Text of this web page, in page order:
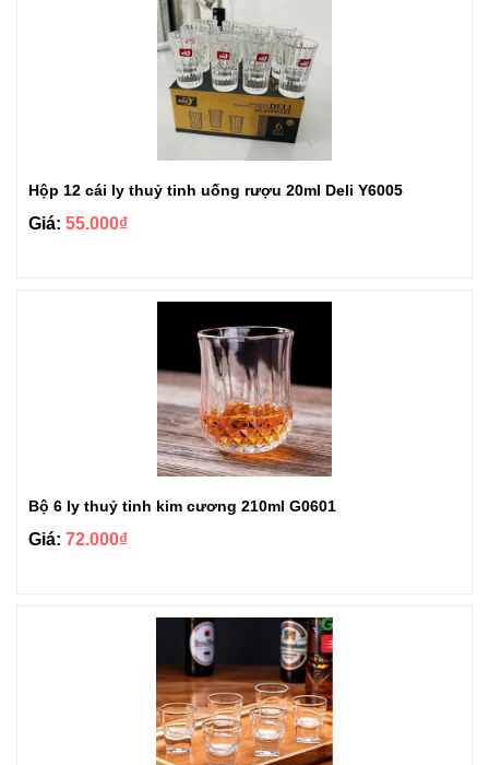
Hộp 12 cái ly thuỷ tinh uống rượu 20ml Deli Y6005
Giá: 55.000₫
Bộ 6 ly thuỷ tinh kim cương 210ml G0601
Giá: 72.000₫